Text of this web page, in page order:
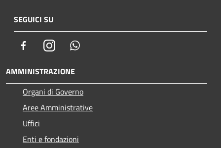
SEGUICI SU
FacebookInstagram
AMMINISTRAZIONE
Organi di Governo
Aree Amministrative
Uffici
Enti e fondazioni